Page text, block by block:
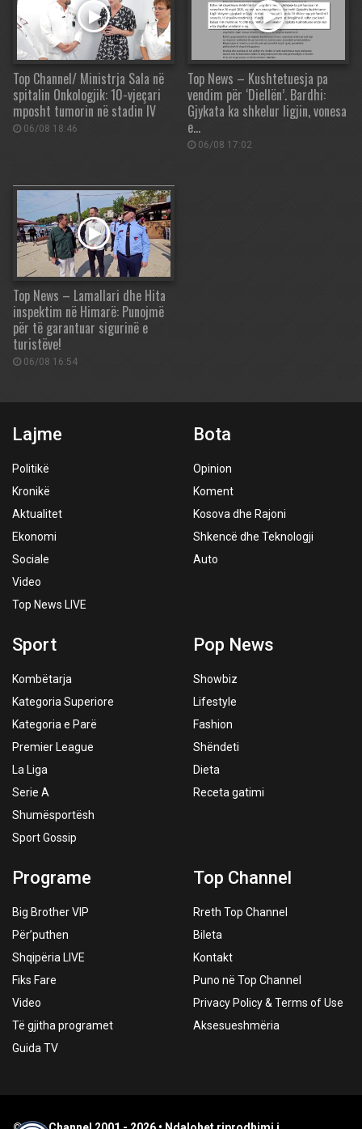
Top Channel/ Ministrja Sala në
spitalin Onkologjik: 10-vjeçari
mposht tumorin në stadin IV
06/08 18:46
Top News – Kushtetuesja pa
vendim për ‘Diellën’. Bardhi:
Gjykata ka shkelur ligjin, vonesa
e…
06/08 17:02
Top News – Lamallari dhe Hita
inspektim në Himarë: Punojmë
për të garantuar sigurinë e
turistëve!
06/08 16:54
Lajme
Politikë
Kronikë
Aktualitet
Ekonomi
Sociale
Video
Top News LIVE
Bota
Opinion
Koment
Kosova dhe Rajoni
Shkencë dhe Teknologji
Auto
Sport
Kombëtarja
Kategoria Superiore
Kategoria e Parë
Premier League
La Liga
Serie A
Shumësportësh
Sport Gossip
Pop News
Showbiz
Lifestyle
Fashion
Shëndeti
Dieta
Receta gatimi
Programe
Big Brother VIP
Për’puthen
Shqipëria LIVE
Fiks Fare
Video
Të gjitha programet
Guida TV
Top Channel
Rreth Top Channel
Bileta
Kontakt
Puno në Top Channel
Privacy Policy & Terms of Use
Aksesueshmëria